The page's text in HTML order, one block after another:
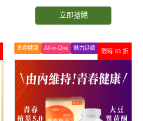
立即搶購
限時 83 折
青春健康 All-in-One 魅力延續